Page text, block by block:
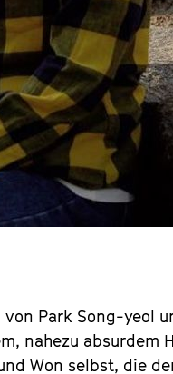
Park Song-yeol
nahezu absurdem
Won selbst, die